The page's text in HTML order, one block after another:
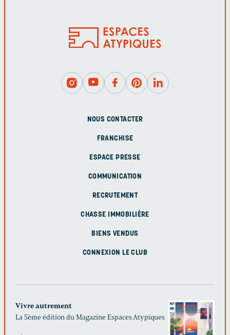
NOUS CONTACTER
FRANCHISE
ESPACE PRESSE
COMMUNICATION
RECRUTEMENT
CHASSE IMMOBILIÈRE
BIENS VENDUS
CONNEXION LE CLUB
Vivre autrement
La 5ème édition du Magazine Espaces Atypiques